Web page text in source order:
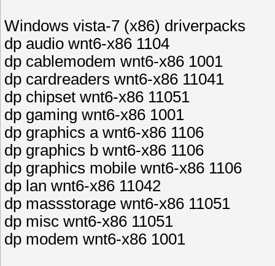
Windows vista-7 (x86) driverpacks
dp audio wnt6-x86 1104
dp cablemodem wnt6-x86 1001
dp cardreaders wnt6-x86 11041
dp chipset wnt6-x86 11051
dp gaming wnt6-x86 1001
dp graphics a wnt6-x86 1106
dp graphics b wnt6-x86 1106
dp graphics mobile wnt6-x86 1106
dp lan wnt6-x86 11042
dp massstorage wnt6-x86 11051
dp misc wnt6-x86 11051
dp modem wnt6-x86 1001